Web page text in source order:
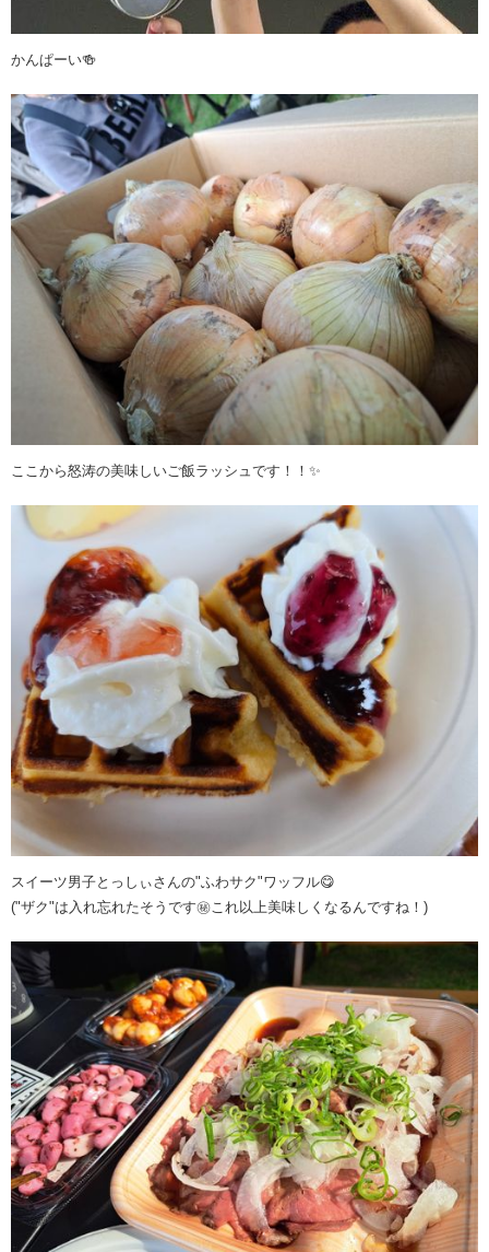
かんぱーい🍻
ここから怒涛の美味しいご飯ラッシュです！！✨
スイーツ男子とっしぃさんの"ふわサク"ワッフル😋
("ザク"は入れ忘れたそうです㊙これ以上美味しくなるんですね！)